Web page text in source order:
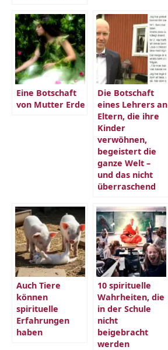
Eine Botschaft
von Mutter Erde
Die Botschaft
eines Lehrers an
Eltern, die ihre
Kinder
verwöhnen,
begeistert die
ganze Welt –
und das nicht
überraschend
Auch Tiere
können
spirituelle
Erfahrungen
haben
10 spirituelle
Wahrheiten, die
in der Schule
nicht
beigebracht
werden